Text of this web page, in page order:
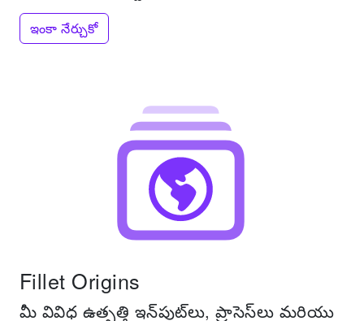
ఇంకా నేర్చుకో
Fillet Origins
మీ వివిధ ఉత్పత్తి ఇన్‌పుట్‌లు, ప్రాసెస్‌లు మరియు